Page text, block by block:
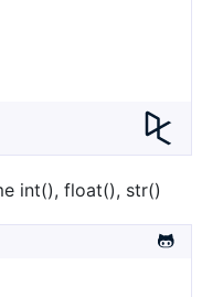
int(), float(), str()